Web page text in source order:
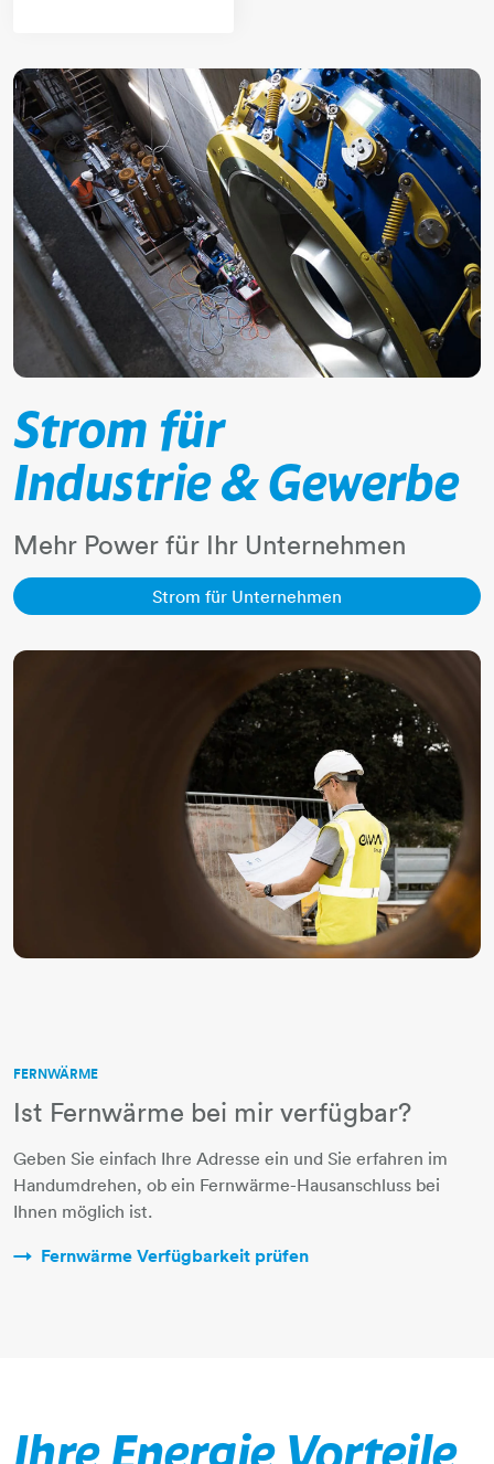
Strom für
Industrie & Gewerbe
Mehr Power für Ihr Unternehmen
Strom für Unternehmen Strom für
FERNWÄRME
Ist Fernwärme bei mir verfügbar?
Geben Sie einfach Ihre Adresse ein und Sie erfahren im
Handumdrehen, ob ein Fernwärme-Hausanschluss bei
Ihnen möglich ist.
Fernwärme Verfügbarkeit prüfen​​​​​​​